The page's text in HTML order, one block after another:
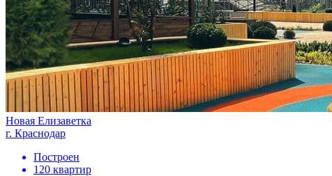
Новая Елизаветка
г. Краснодар
Построен
120 квартир